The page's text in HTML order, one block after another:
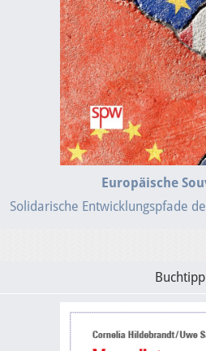
Europäische
Solidarische Entwicklungspfade